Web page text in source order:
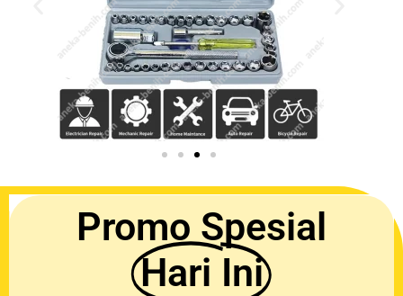
Promo Spesial
Hari Ini